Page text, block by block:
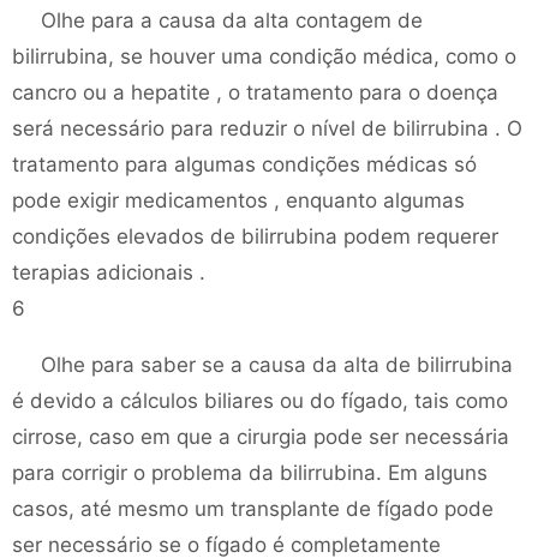
Olhe para a causa da alta contagem de
bilirrubina, se houver uma condição médica, como o
cancro ou a hepatite , o tratamento para o doença
será necessário para reduzir o nível de bilirrubina . O
tratamento para algumas condições médicas só
pode exigir medicamentos , enquanto algumas
condições elevados de bilirrubina podem requerer
terapias adicionais .
6
Olhe para saber se a causa da alta de bilirrubina
é devido a cálculos biliares ou do fígado, tais como
cirrose, caso em que a cirurgia pode ser necessária
para corrigir o problema da bilirrubina. Em alguns
casos, até mesmo um transplante de fígado pode
ser necessário se o fígado é completamente